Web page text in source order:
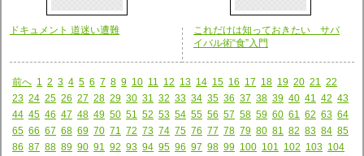
ドキュメント 道迷い遭難
これだけは知っておきたい サバ
イバル術“食”入門
前へ 1 2 3 4 5 6 7 8 9 10 11 12 13 14 15 16 17 18 19 20 21
22
23 24 25 26 27 28 29 30 31 32 33 34 35 36 37 38 39 40 41 42 43
44 45 46 47 48 49 50 51 52 53 54 55 56 57 58 59 60 61 62 63 64
65 66 67 68 69 70 71 72 73 74 75 76 77 78 79 80 81 82 83 84 85
86 87 88 89 90 91 92 93 94 95 96 97 98 99 100 101 102 103 104